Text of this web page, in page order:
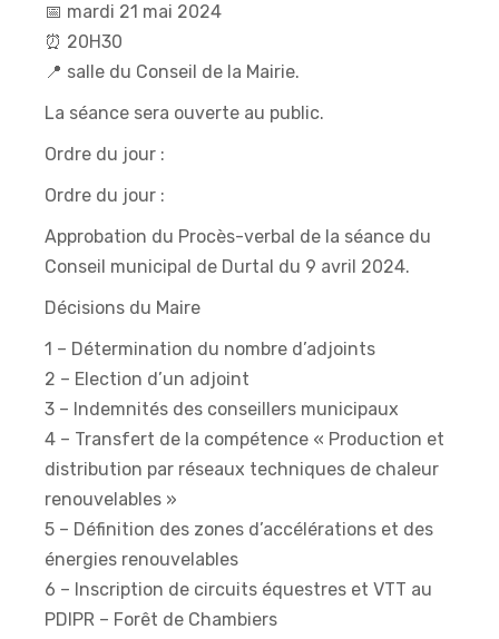
📅 mardi 21 mai 2024
⏰ 20H30
📍 salle du Conseil de la Mairie.
La séance sera ouverte au public.
Ordre du jour :
Ordre du jour :
Approbation du Procès-verbal de la séance du
Conseil municipal de Durtal du 9 avril 2024.
Décisions du Maire
1 – Détermination du nombre d’adjoints
2 – Election d’un adjoint
3 – Indemnités des conseillers municipaux
4 – Transfert de la compétence « Production et
distribution par réseaux techniques de chaleur
renouvelables »
5 – Définition des zones d’accélérations et des
énergies renouvelables
6 – Inscription de circuits équestres et VTT au
PDIPR – Forêt de Chambiers